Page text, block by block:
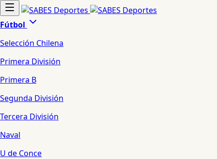
Fútbol
Selección Chilena
Primera División
Primera B
Segunda División
Tercera División
Naval
U de Conce